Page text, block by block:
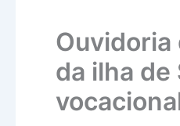
Ouvidoria
da ilha